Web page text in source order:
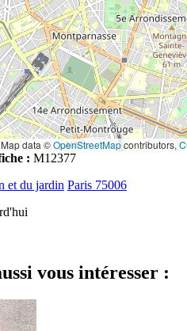
Map data ©OpenStreetMapcontributors,
: M12377
et du jardin Paris 75006
vous intéresser :